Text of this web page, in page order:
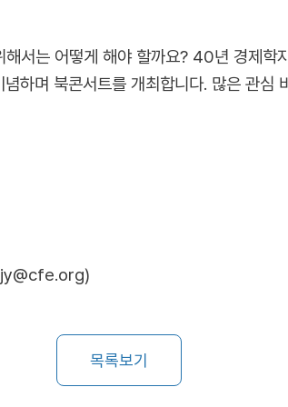
서는 어떻게 해야 할까요? 40년 경제학
하며 북콘서트를 개최합니다. 많은 관심
목록보기